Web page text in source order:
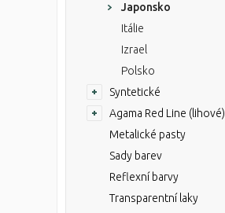
Japonsko
Itálie
Izrael
Polsko
Syntetické
Agama Red Line (lihové)
Metalické pasty
Sady barev
Reflexní barvy
Transparentní laky